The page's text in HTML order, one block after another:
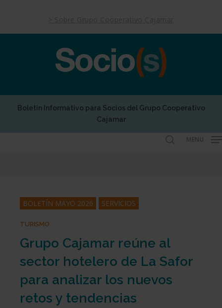
main
Boletín Informativo para Socios del Grupo Cooperativo
Cajamar
MENU
BOLETÍN MAYO 2026 SERVICIOS
TURISMO
Grupo Cajamar reúne al
sector hotelero de La Safor
para analizar los nuevos
retos y tendencias